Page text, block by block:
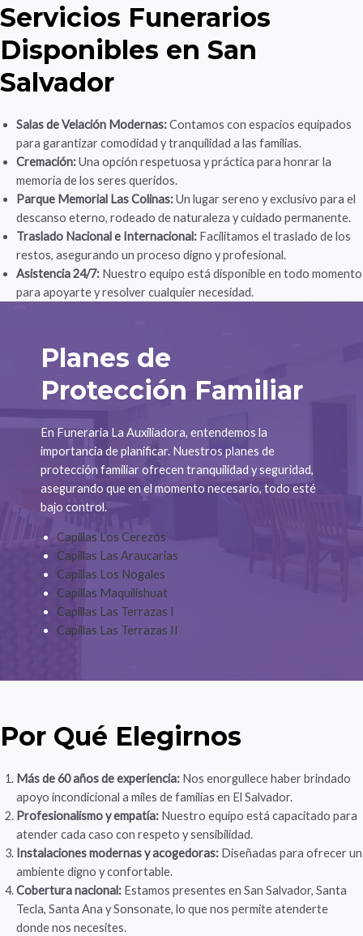
Servicios Funerarios
Disponibles en San
Salvador
Salas de Velación Modernas:Contamos con espacios equipados
para garantizar comodidad y tranquilidad a las familias.
Cremación:Una opción respetuosa y práctica para honrar la
memoria de los seres queridos.
Parque Memorial Las Colinas:Un lugar sereno y exclusivo para el
descanso eterno, rodeado de naturaleza y cuidado permanente.
Traslado Nacional e Internacional: Facilitamos el traslado de los
restos, asegurando un proceso digno y profesional.
Asistencia 24/7: Nuestro equipo está disponible en todo momento
para apoyarte y resolver cualquier necesidad.
Planes de
Protección Familiar
En Funeraria La Auxiliadora, entendemos la
importancia de planificar. Nuestros planes de
protección familiar ofrecen tranquilidad y seguridad,
asegurando que en el momento necesario, todo esté
bajo control.
Capillas Los Cerezos
Capillas Las Araucarias
Capillas Los Nogales
Capillas Maquilishuat
Capillas Las Terrazas I
Capillas Las Terrazas II
Por Qué Elegirnos
Más de 60 años de experiencia: Nos enorgullece haber brindado
apoyo incondicional a miles de familias en El Salvador.
Profesionalismo y empatía: Nuestro equipo está capacitado para
atender cada caso con respeto y sensibilidad.
Instalaciones modernas y acogedoras: Diseñadas para ofrecer un
ambiente digno y confortable.
Cobertura nacional: Estamos presentes en San Salvador, Santa
Tecla, Santa Ana y Sonsonate, lo que nos permite atenderte
donde nos necesites.